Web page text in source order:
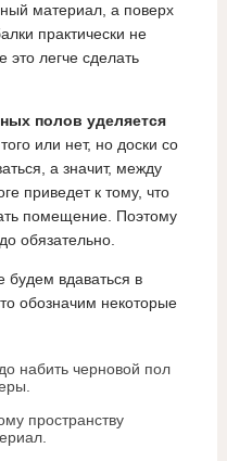
материал, а поверх
практически не
это легче сделать
полов уделяется
или нет, но доски со
а значит, между
приведет к тому, что
помещение. Поэтому
обязательно.
будем вдаваться в
обозначим некоторые
набить черновой пол
пространству